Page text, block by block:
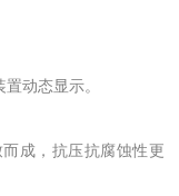
动态显示。
成，抗压抗腐蚀性更